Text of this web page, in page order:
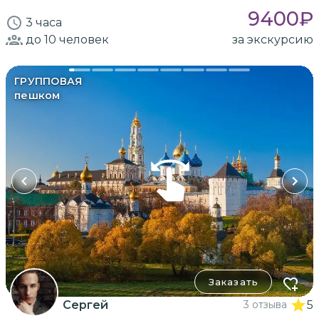
3 часа 9400₽
до 10 человек за экскурсию
ГРУППОВАЯ
пешком
Заказать
Сергей 3 отзыва 5